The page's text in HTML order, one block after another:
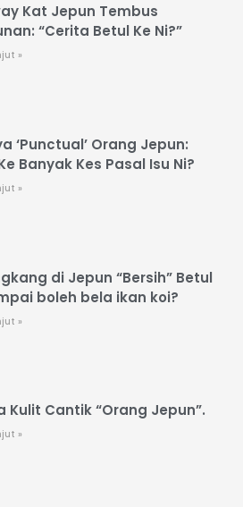
Kat Jepun Tembus
“Cerita Betul Ke Ni?”
»
‘Punctual’ Orang Jepun:
Banyak Kes Pasal Isu Ni?
»
di Jepun “Bersih” Betul
boleh bela ikan koi?
»
Kulit Cantik “Orang Jepun”.
»